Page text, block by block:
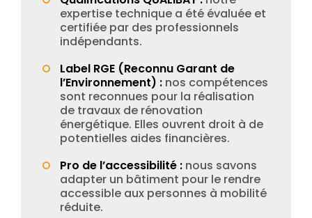
expertise technique a été évaluée et
certifiée par des professionnels
indépendants.
Label RGE (Reconnu Garant de
l’Environnement) : nos compétences
sont reconnues pour la réalisation
de travaux de rénovation
énergétique. Elles ouvrent droit à de
potentielles aides financières.
Pro de l’accessibilité : nous savons
adapter un bâtiment pour le rendre
accessible aux personnes à mobilité
réduite.